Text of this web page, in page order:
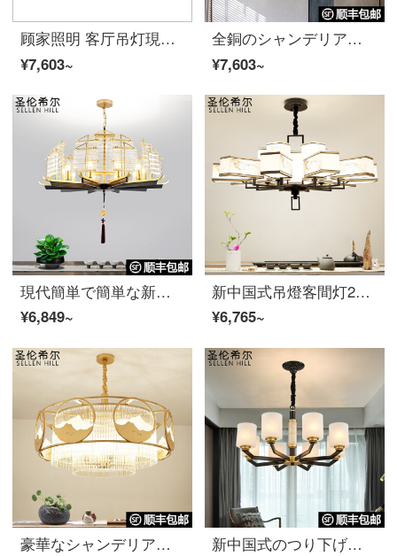
顾家照明 客厅吊灯現代简约风格网红灯飾北欧餐厅泡泡魔豆吊灯家用大气客厅卧室灯组合ランプ套餐 套餐1-精装 三房两厅
¥7,603~
全銅のシャンデリアの新しい中国式のシャンデリアリビングのシャンデリアは現代の大気をまねて復古中国風の別荘の複式ビルのホテルの工事の見本室の家庭用LED本の部屋の禅のイタリアの寝室の明かりの6頭-三色が光に変わります。
¥7,603~
現代簡単で簡単な新中国式のシャンデリア中国風のリビングランプの禅の意味家庭用大気レストランのシャンデリア別荘複式喫茶店の工事のシャンデリアホテルのヘッドライトは順風満帆で、豪華なシャンデリアは順風満帆です。
¥6,849~
新中国式吊燈客間灯2020新型現代簡約寝室レストランランプLED別荘酒店茶楼ホール吊燈複式楼は古代の復古禅味を模した中国風照明器具6280-10頭-3色変化光
¥6,765~
豪華なシャンデリア、新しい中国式のシャンデリア、現代簡単なシャンデリア、リビングランプ、寝室ライト、ファッションルーム、ホテルのロビーランプLED大気創意的な個性的な家庭用エンジニアリング、オーダーメイド水晶のシャンデリア、円形600 mm-三色の光。
新中国式のつり下げランプ複合ビルホール現代の軽奢な大気リビングランプ全銅つり下げランプ玉階段レストランつり下げランプ家庭用ホテル会所工事別荘LED全銅照明器具6頭-三色変化光